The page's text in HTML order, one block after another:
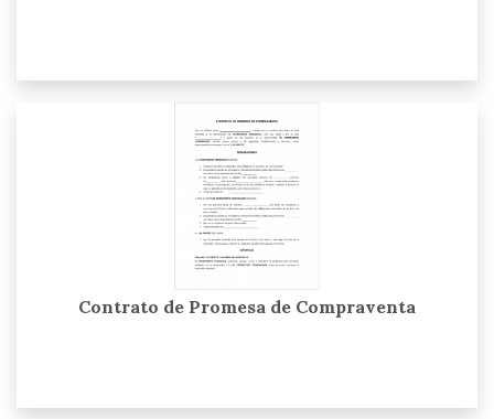
Contrato de Promesa de Compraventa